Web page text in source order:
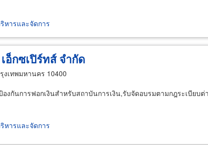
หารและจัดการ
อ็กซเปิร์ทส์ จำกัด
เทพมหานคร 10400
งกันการฟอกเงินสำหรับสถาบันการเงิน,รับจัดอบรมตามกฎระเบีย
หารและจัดการ